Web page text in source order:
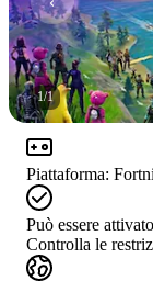
1/1
Piattaforma:
Può essere
Controlla le